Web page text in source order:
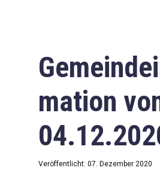
mation
Veröffentlicht: 07. Dezember 2020